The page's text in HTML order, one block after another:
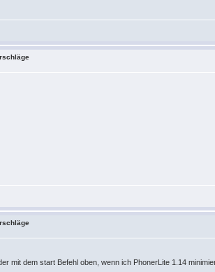
mit dem start Befehl oben, wenn ich PhonerLite 1.14